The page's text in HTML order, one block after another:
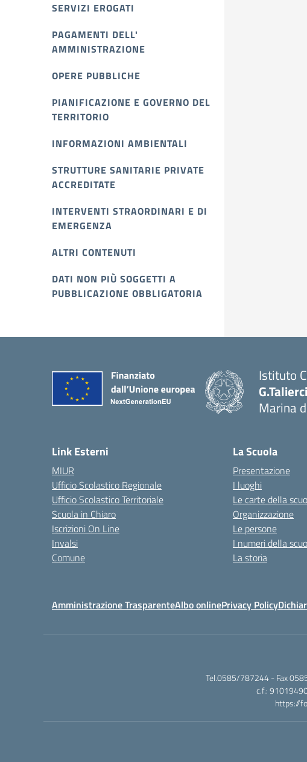
SERVIZI EROGATI
PAGAMENTI DELL'
AMMINISTRAZIONE
OPERE PUBBLICHE
PIANIFICAZIONE E GOVERNO DEL
TERRITORIO
INFORMAZIONI AMBIENTALI
STRUTTURE SANITARIE PRIVATE
ACCREDITATE
INTERVENTI STRAORDINARI E DI
EMERGENZA
ALTRI CONTENUTI
DATI NON PIÙ SOGGETTI A
PUBBLICAZIONE OBBLIGATORIA
Istituto
Marina
Link Esterni
MIUR
Ufficio Scolastico Regionale
Ufficio Scolastico Territoriale
Scuola in Chiaro
Iscrizioni On Line
Invalsi
Comune
La Scuola
Presentazione
I luoghi
Le carte della
Organizzazione
Le persone
I numeri della
La storia
Amministrazione TrasparenteAlbo onlinePrivacy Policy
Tel.0585/787244 - Fax
c.f.:
https://